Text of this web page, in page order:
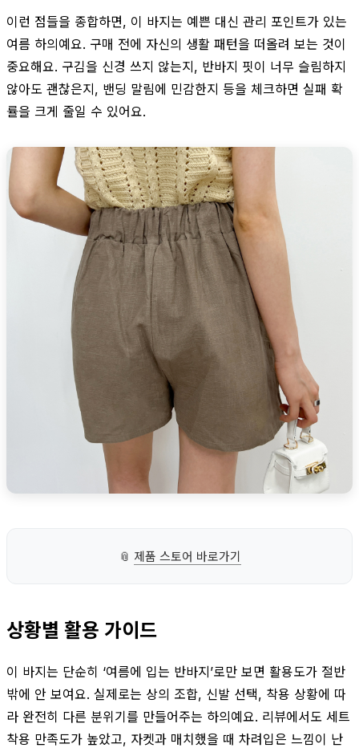
이런 점들을 종합하면, 이 바지는 예쁜 대신 관리 포인트가 있는
여름 하의예요. 구매 전에 자신의 생활 패턴을 떠올려 보는 것이
중요해요. 구김을 신경 쓰지 않는지, 반바지 핏이 너무 슬림하지
않아도 괜찮은지, 밴딩 말림에 민감한지 등을 체크하면 실패 확
률을 크게 줄일 수 있어요.
📎 제품 스토어 바로가기
상황별 활용 가이드
이 바지는 단순히 ‘여름에 입는 반바지’로만 보면 활용도가 절반
밖에 안 보여요. 실제로는 상의 조합, 신발 선택, 착용 상황에 따
라 완전히 다른 분위기를 만들어주는 하의예요. 리뷰에서도 세트
착용 만족도가 높았고, 자켓과 매치했을 때 차려입은 느낌이 난